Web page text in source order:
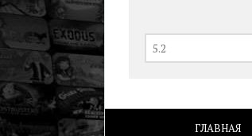
ГЛАВНАЯ